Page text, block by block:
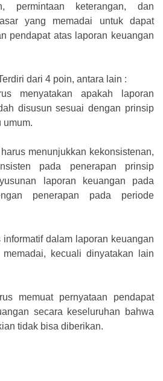
permintaan keterangan, dan
yang memadai untuk dapat
pendapat atas laporan keuangan
dari 4 poin, antara lain :
menyatakan apakah laporan
disusun sesuai dengan prinsip
umum.
menunjukkan kekonsistenan,
pada penerapan prinsip
laporan keuangan pada
penerapan pada periode
informatif dalam laporan keuangan
kecuali dinyatakan lain
memuat pernyataan pendapat
secara keseluruhan bahwa
tidak bisa diberikan.